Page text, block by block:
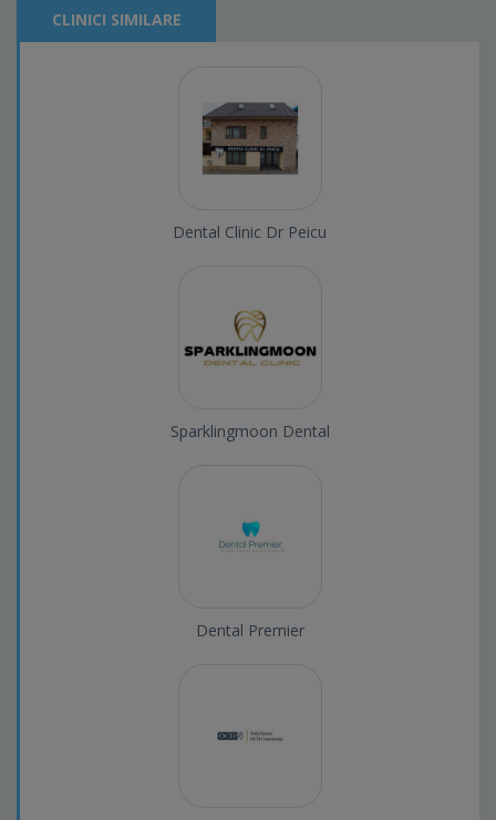
CLINICI SIMILARE
Dental Clinic Dr Peicu
Sparklingmoon Dental
Dental Premier